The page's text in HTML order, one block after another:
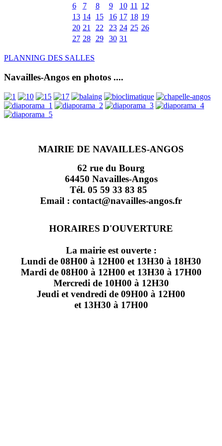
6
7 8 9 10 11
12
13 14 15 16 17 18 19
20 21 22 23 24 25 26
27 28 29 30 31
PLANNING DES SALLES
Navailles-Angos en photos ....
MAIRIE DE NAVAILLES-ANGOS
62 rue du Bourg
64450 Navailles-Angos
Tél. 05 59 33 83 85
Email : contact@navailles-angos.fr
HORAIRES D'OUVERTURE
La mairie est ouverte :
Lundi de 08H00 à 12H00 et 13H30 à 18H30
Mardi de 08H00 à 12H00 et 13H30 à 17H00
Mercredi de 10H00 à 12H30
Jeudi et vendredi de 09H00 à 12H00
et 13H30 à 17H00